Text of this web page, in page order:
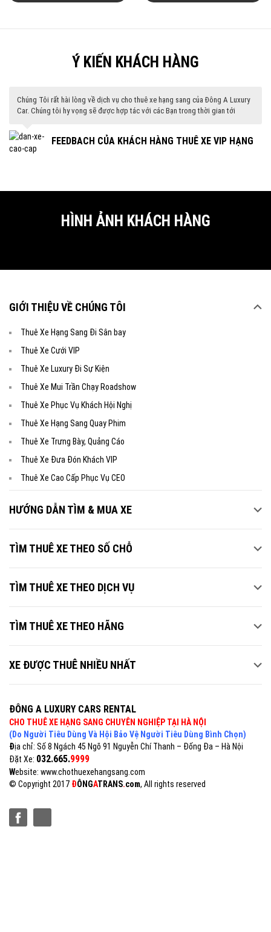
Ý KIẾN KHÁCH HÀNG
Chúng Tôi rất hài lòng về dịch vụ cho thuê xe hạng sang của Đông A Luxury
Car. Chúng tôi hy vọng sẽ được hợp tác với các Bạn trong thời gian tới
FEEDBACH CỦA KHÁCH HÀNG THUÊ XE VIP HẠNG
HÌNH ẢNH KHÁCH HÀNG
GIỚI THIỆU VỀ CHÚNG TÔI
Thuê Xe Hạng Sang Đi Sân bay
Thuê Xe Cưới VIP
Thuê Xe Luxury Đi Sự Kiện
Thuê Xe Mui Trần Chạy Roadshow
Thuê Xe Phục Vụ Khách Hội Nghị
Thuê Xe Hạng Sang Quay Phim
Thuê Xe Trưng Bày, Quảng Cáo
Thuê Xe Đưa Đón Khách VIP
Thuê Xe Cao Cấp Phục Vụ CEO
HƯỚNG DẪN TÌM & MUA XE
TÌM THUÊ XE THEO SỐ CHỖ
TÌM THUÊ XE THEO DỊCH VỤ
TÌM THUÊ XE THEO HÃNG
XE ĐƯỢC THUÊ NHIỀU NHẤT
ĐÔNG A LUXURY CARS RENTAL
CHO THUÊ XE HẠNG SANG CHUYÊN NGHIỆP TẠI HÀ NỘI
(Do Người Tiêu Dùng Và Hội Bảo Vệ Người Tiêu Dùng Bình Chọn)
Địa chỉ: Số 8 Ngách 45 Ngõ 91 Nguyễn Chí Thanh – Đống Đa – Hà Nội
Đặt Xe: 032.665.9999
Website: www.chothuexehangsang.com
© Copyright 2017 ĐÔ NGATRANS.com, All rights reserved